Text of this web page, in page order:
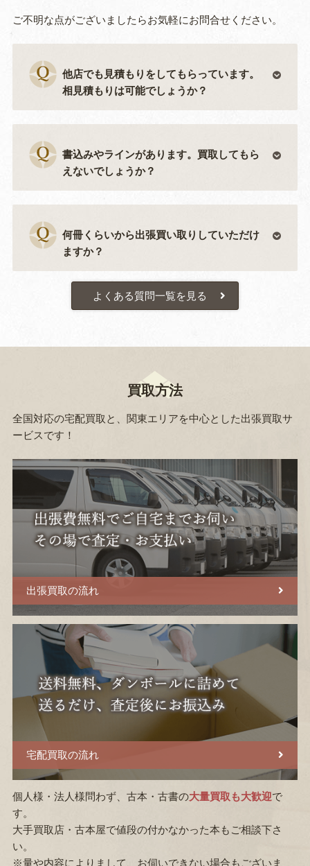
ご不明な点がございましたらお気軽にお問合せください。
他店でも見積もりをしてもらっています。
相見積もりは可能でしょうか？
書込みやラインがあります。買取してもら
えないでしょうか？
何冊くらいから出張買い取りしていただけ
ますか？
よくある質問一覧を見る
買取方法
全国対応の宅配買取と、関東エリアを中心とした出張買取サ
ービスです！
出張買取の流れ
宅配買取の流れ
個人様・法人様問わず、古本・古書の大量買取も大歓迎で
す。
大手買取店・古本屋で値段の付かなかった本もご相談下さ
い。
※量や内容によりまして、お伺いできない場合もございま